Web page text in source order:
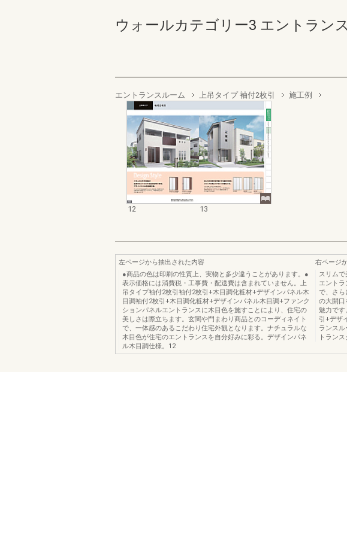
ウォールカテゴリー3 エントラン
エントランスルーム 上吊タイプ 袖付2枚引 施工例
12 13
左ページから抽出された内容
●商品の色は印刷の性質上、実物と多少違うことがあります。●
表示価格には消費税・工事費・配送費は含まれていません。上
吊タイプ袖付2枚引袖付2枚引+木目調化粧材+デザインパネル木
目調袖付2枚引+木目調化粧材+デザインパネル木目調+ファンク
ションパネルエントランスに木目色を施すことにより、住宅の
美しさは際立ちます。玄関や門まわり商品とのコーディネイト
で、一体感のあるこだわり住宅外観となります。ナチュラルな
木目色が住宅のエントランスを自分好みに彩る。デザインパネ
ル木目調仕様。12
右ページ
スリム
エント
で、さら
の大開口
魅力で
引+デザ
ランス
トラン